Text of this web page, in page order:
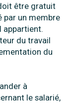
être gratuit
par un membre
appartient.
du travail
du
à
le salarié,